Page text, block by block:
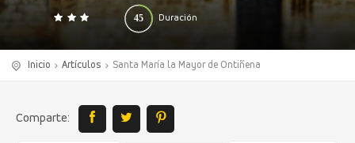
Duración
45
0 140
Inicio Artículos Santa María la Mayor de Ontiñena
Comparte: